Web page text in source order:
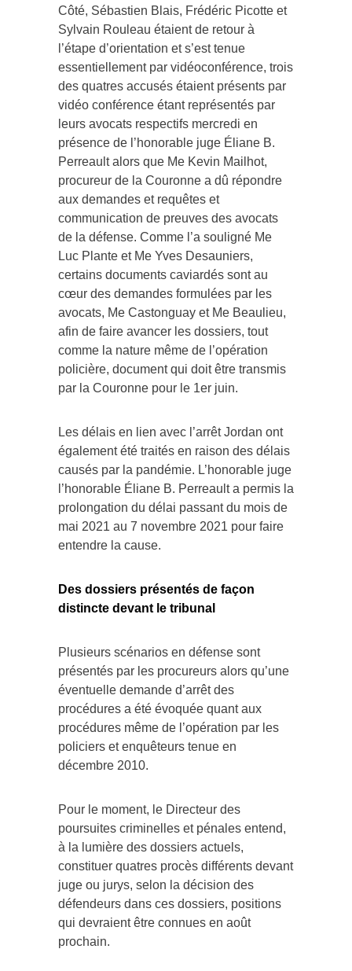
Côté, Sébastien Blais, Frédéric Picotte et
Sylvain Rouleau étaient de retour à
l’étape d’orientation et s’est tenue
essentiellement par vidéoconférence, trois
des quatres accusés étaient présents par
vidéo conférence étant représentés par
leurs avocats respectifs mercredi en
présence de l’honorable juge Éliane B.
Perreault alors que Me Kevin Mailhot,
procureur de la Couronne a dû répondre
aux demandes et requêtes et
communication de preuves des avocats
de la défense. Comme l’a souligné Me
Luc Plante et Me Yves Desauniers,
certains documents caviardés sont au
cœur des demandes formulées par les
avocats, Me Castonguay et Me Beaulieu,
afin de faire avancer les dossiers, tout
comme la nature même de l’opération
policière, document qui doit être transmis
par la Couronne pour le 1er juin.
Les délais en lien avec l’arrêt Jordan ont
également été traités en raison des délais
causés par la pandémie. L’honorable juge
l’honorable Éliane B. Perreault a permis la
prolongation du délai passant du mois de
mai 2021 au 7 novembre 2021 pour faire
entendre la cause.
Des dossiers présentés de façon
distincte devant le tribunal
Plusieurs scénarios en défense sont
présentés par les procureurs alors qu’une
éventuelle demande d’arrêt des
procédures a été évoquée quant aux
procédures même de l’opération par les
policiers et enquêteurs tenue en
décembre 2010.
Pour le moment, le Directeur des
poursuites criminelles et pénales entend,
à la lumière des dossiers actuels,
constituer quatres procès différents devant
juge ou jurys, selon la décision des
défendeurs dans ces dossiers, positions
qui devraient être connues en août
prochain.